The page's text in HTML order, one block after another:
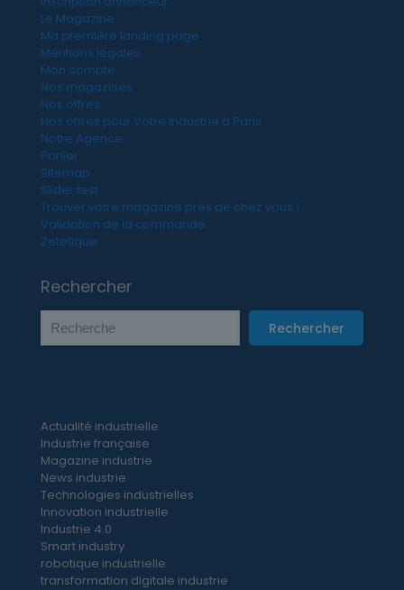
Le Magazine
Ma première landing page
Mentions légales
Mon compte
Nos magazines
Nos offres
Nos offres pour Votre Industrie à Paris
Notre Agence
Panier
Sitemap
Slider test
Trouver votre magazine près de chez vous !
Validation de la commande
Zetetique
Rechercher
Rechercher
Actualité industrielle
Industrie française
Magazine industrie
News industrie
Technologies industrielles
Innovation industrielle
Industrie 4.0
Smart industry
robotique industrielle
transformation digitale industrie